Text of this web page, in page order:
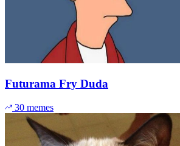
Futurama Fry Duda
30 memes